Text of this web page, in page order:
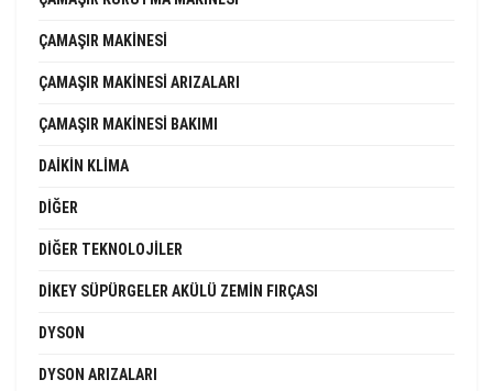
ÇAMAŞIR MAKINESI
ÇAMAŞIR MAKINESI ARIZALARI
ÇAMAŞIR MAKINESI BAKIMI
DAIKIN KLIMA
DIĞER
DIĞER TEKNOLOJILER
DIKEY SÜPÜRGELER AKÜLÜ ZEMIN FIRÇASI
DYSON
DYSON ARIZALARI